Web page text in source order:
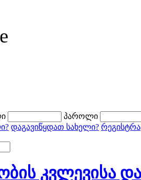
პაროლი
დაგავიწყდათ სახელი?
კვლევისა